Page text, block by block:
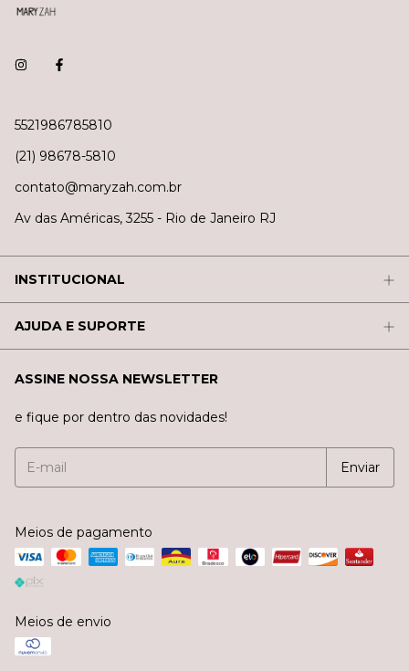
5521986785810
(21) 98678-5810
contato@maryzah.com.br
Av das Américas, 3255 - Rio de Janeiro RJ
INSTITUCIONAL
AJUDA E SUPORTE
ASSINE NOSSA NEWSLETTER
e fique por dentro das novidades!
Meios de pagamento
Meios de envio